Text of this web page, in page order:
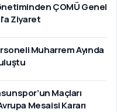
ÇOMÜ Genel
Ziyaret
Muharrem Ayında
Maçları
Mesaisi Kararı